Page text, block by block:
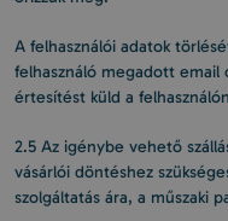
A felhasználói adatok
felhasználó megadott email
értesítést küld a
2.5 Az igénybe vehető
vásárlói döntéshez
szolgáltatás ára, a műszaki